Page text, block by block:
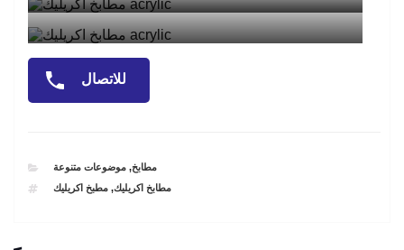
للاتصال
CATEGORIES مطابخ,موضوعات متنوعة
TAGS
مطابخ اكريليك,مطبخ اكريليك